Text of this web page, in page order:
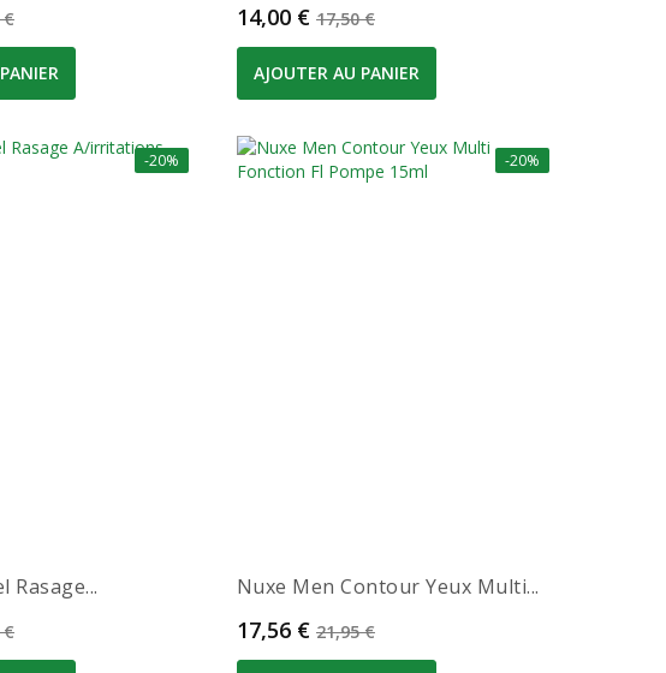
base
€ Prix
14,00 € Prix de base
17,50 €
AJOUTER AU PANIER
-20%
Rasage...
base
€
-20%
Nuxe Men Contour Yeux Multi...
Prix
17,56 € Prix de base
21,95 €